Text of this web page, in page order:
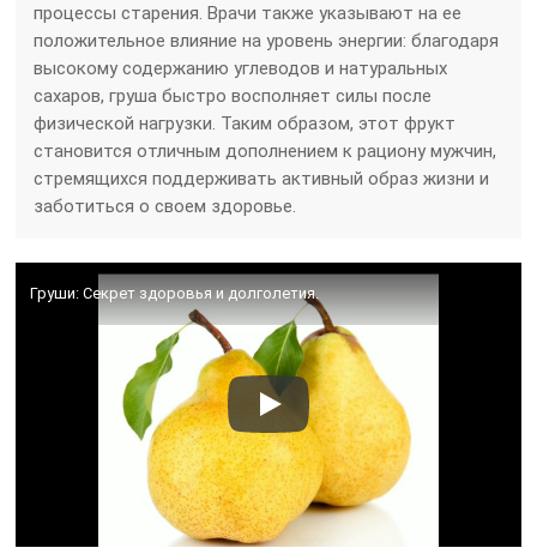
процессы старения. Врачи также указывают на ее
положительное влияние на уровень энергии: благодаря
высокому содержанию углеводов и натуральных
сахаров, груша быстро восполняет силы после
физической нагрузки. Таким образом, этот фрукт
становится отличным дополнением к рациону мужчин,
стремящихся поддерживать активный образ жизни и
заботиться о своем здоровье.
Груши: Секрет здоровья и долголетия.